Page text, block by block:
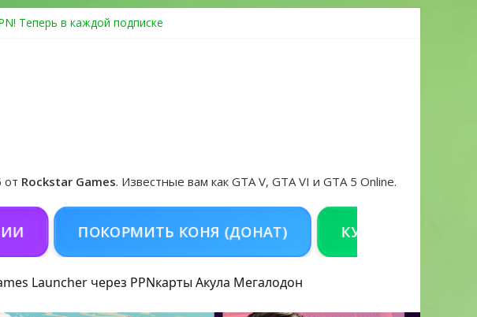
Теперь в каждой подписке
Fine Art Collector
Auto VI
от Rockstar Games. Известные вам как GTA V, GTA VI и GTA 5 Online.
ПОКОРМИТЬ КОНЯ (ДОНАТ) КУПИТЬ GTA 5 ONLINE
Launcher через PPNкарты Акула Мегалодон